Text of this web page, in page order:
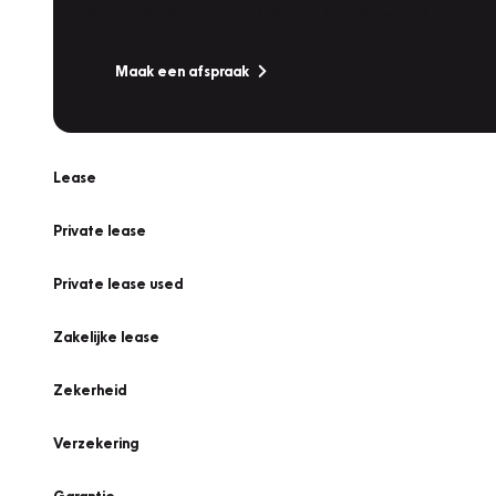
Maak een afspraak
Lease
Private lease
Private lease used
Zakelijke lease
Zekerheid
Verzekering